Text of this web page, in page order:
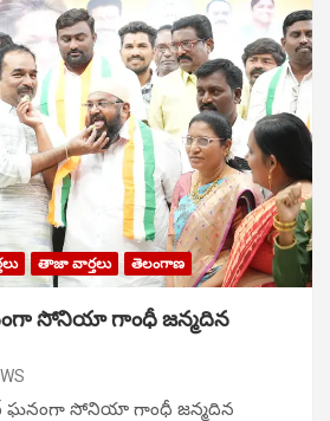
తాజా వార్తలు తెలంగాణ
సోనియా గాంధీ జ‌న్మ‌దిన
ఘ‌నంగా సోనియా గాంధీ జ‌న్మ‌దిన